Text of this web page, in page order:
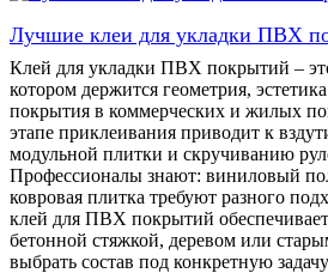
Лучшие клеи для укладки ПВХ
Клей для укладки ПВХ покрытий –
котором держится геометрия,
покрытия в коммерческих и жилых
этапе приклеивания приводит к
модульной плитки и скручиванию
Профессионалы знают: виниловый
ковровая плитка требуют разного
клей для ПВХ покрытий
бетонной стяжкой, деревом или
выбрать состав под конкретную